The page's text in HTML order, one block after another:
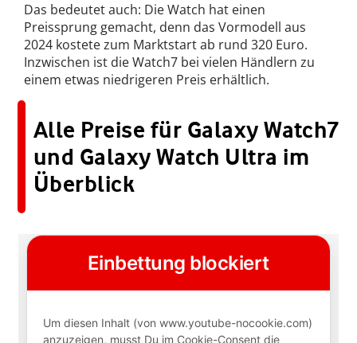
Das bedeutet auch: Die Watch hat einen
Preissprung gemacht, denn das Vormodell aus
2024 kostete zum Marktstart ab rund 320 Euro.
Inzwischen ist die Watch7 bei vielen Händlern zu
einem etwas niedrigeren Preis erhältlich.
Alle Preise für Galaxy Watch7
und Galaxy Watch Ultra im
Überblick